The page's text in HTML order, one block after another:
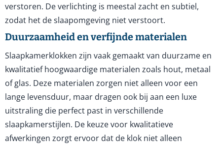
verstoren. De verlichting is meestal zacht en subtiel,
zodat het de slaapomgeving niet verstoort.
Duurzaamheid en verfijnde materialen
Slaapkamerklokken zijn vaak gemaakt van duurzame en
kwalitatief hoogwaardige materialen zoals hout, metaal
of glas. Deze materialen zorgen niet alleen voor een
lange levensduur, maar dragen ook bij aan een luxe
uitstraling die perfect past in verschillende
slaapkamerstijlen. De keuze voor kwalitatieve
afwerkingen zorgt ervoor dat de klok niet alleen